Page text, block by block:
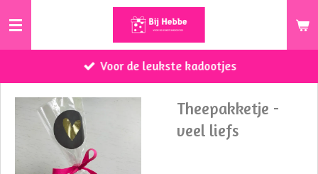
Ga
de
hoofdinhoud
Voor de leukste kadootjes
Theepakketje -
veel liefs